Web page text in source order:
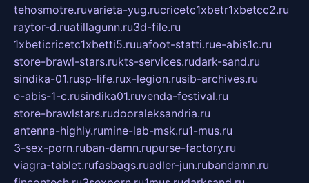
tehosmotre.ruvarieta-yug.rucricetc1xbetr1xbetcc2.ru
raytor-d.ruatillagunn.ru3d-file.ru
1xbeticricetc1xbetti5.ruuafoot-statti.rue-abis1c.ru
store-brawl-stars.rukts-services.rudark-sand.ru
sindika-01.rusp-life.rux-legion.rusib-archives.ru
e-abis-1-c.rusindika01.ruvenda-festival.ru
store-brawlstars.rudooraleksandria.ru
antenna-highly.rumine-lab-msk.ru1-mus.ru
3-sex-porn.ruban-damn.rupurse-factory.ru
viagra-tablet.rufasbags.ruadler-jun.rubandamn.ru